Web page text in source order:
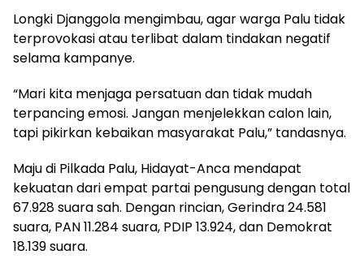
Longki Djanggola mengimbau, agar warga Palu tidak
terprovokasi atau terlibat dalam tindakan negatif
selama kampanye.
“Mari kita menjaga persatuan dan tidak mudah
terpancing emosi. Jangan menjelekkan calon lain,
tapi pikirkan kebaikan masyarakat Palu,” tandasnya.
Maju di Pilkada Palu, Hidayat-Anca mendapat
kekuatan dari empat partai pengusung dengan total
67.928 suara sah. Dengan rincian, Gerindra 24.581
suara, PAN 11.284 suara, PDIP 13.924, dan Demokrat
18.139 suara.